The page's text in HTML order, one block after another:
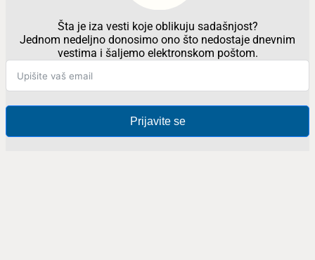
Šta je iza vesti koje oblikuju sadašnjost?
Jednom nedeljno donosimo ono što nedostaje dnevnim
vestima i šaljemo elektronskom poštom.
Prijavite se